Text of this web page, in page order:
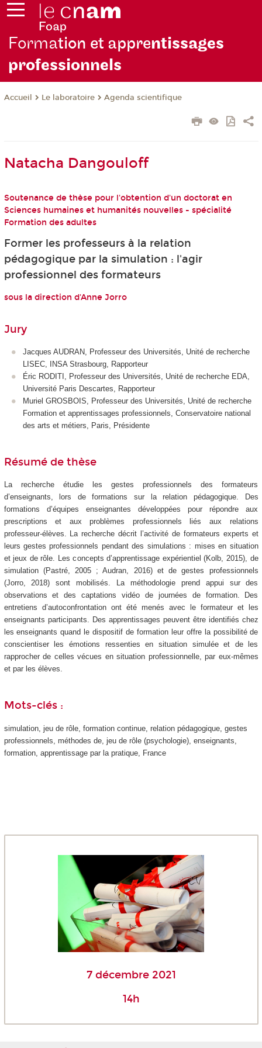
Formation et apprentissages
professionnels
Accueil Le laboratoire Agenda scientifique
Natacha Dangouloff
Soutenance de thèse pour l'obtention d'un doctorat en
Sciences humaines et humanités nouvelles - spécialité
Formation des adultes
Former les professeurs à la relation
pédagogique par la simulation : l'agir
professionnel des formateurs
sous la direction d'Anne Jorro
Jury
Jacques AUDRAN, Professeur des Universités, Unité de recherche
LISEC, INSA Strasbourg, Rapporteur
Éric RODITI, Professeur des Universités, Unité de recherche EDA,
Université Paris Descartes, Rapporteur
Muriel GROSBOIS, Professeur des Universités, Unité de recherche
Formation et apprentissages professionnels, Conservatoire national
des arts et métiers, Paris, Présidente
Résumé de thèse
La recherche étudie les gestes professionnels des formateurs
d’enseignants, lors de formations sur la relation pédagogique. Des
formations d’équipes enseignantes développées pour répondre aux
prescriptions et aux problèmes professionnels liés aux relations
professeur-élèves. La recherche décrit l’activité de formateurs experts et
leurs gestes professionnels pendant des simulations : mises en situation
et jeux de rôle. Les concepts d’apprentissage expérientiel (Kolb, 2015), de
simulation (Pastré, 2005 ; Audran, 2016) et de gestes professionnels
(Jorro, 2018) sont mobilisés. La méthodologie prend appui sur des
observations et des captations vidéo de journées de formation. Des
entretiens d’autoconfrontation ont été menés avec le formateur et les
enseignants participants. Des apprentissages peuvent être identifiés chez
les enseignants quand le dispositif de formation leur offre la possibilité de
conscientiser les émotions ressenties en situation simulée et de les
rapprocher de celles vécues en situation professionnelle, par eux-mêmes
et par les élèves.
Mots-clés :
simulation, jeu de rôle, formation continue, relation pédagogique, gestes
professionnels, méthodes de, jeu de rôle (psychologie), enseignants,
formation, apprentissage par la pratique, France
7 décembre 2021
14h